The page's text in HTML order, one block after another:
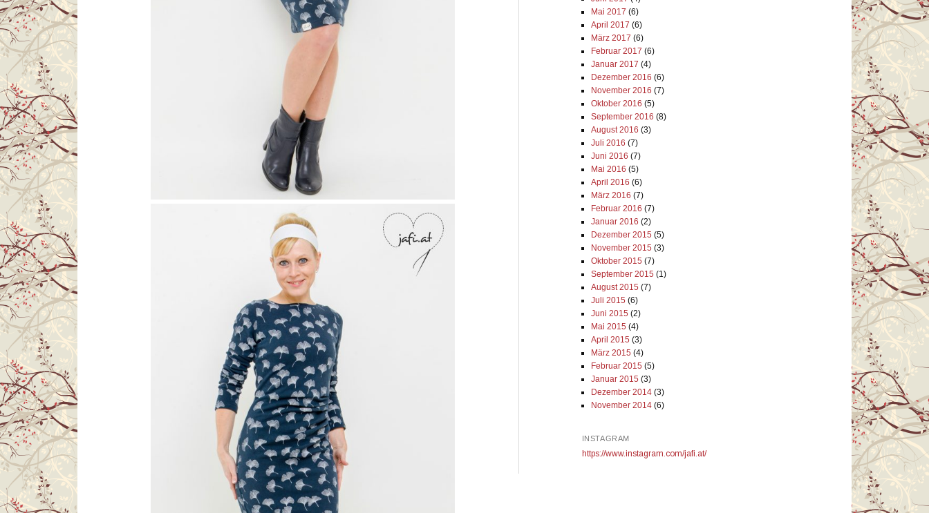
Mai 2017 (6)
April 2017 (6)
März 2017 (6)
Februar 2017 (6)
Januar 2017 (4)
Dezember 2016 (6)
November 2016 (7)
Oktober 2016 (5)
September 2016 (8)
August 2016 (3)
Juli 2016 (7)
Juni 2016 (7)
Mai 2016 (5)
April 2016 (6)
März 2016 (7)
Februar 2016 (7)
Januar 2016 (2)
Dezember 2015 (5)
November 2015 (3)
Oktober 2015 (7)
September 2015 (1)
August 2015 (7)
Juli 2015 (6)
Juni 2015 (2)
Mai 2015 (4)
April 2015 (3)
März 2015 (4)
Februar 2015 (5)
Januar 2015 (3)
Dezember 2014(3)
November 2014(6)
INSTAGRAM
https://www.instagram.com/jafi.at/